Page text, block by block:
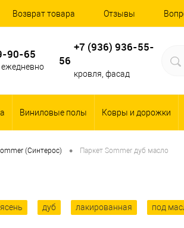
Возврат товара Отзывы
90-65
ежедневно
+7 (936) 936-55-
56
кровля, фасад
Виниловые полы Ковры и дорожки
(Синтерос) • Паркет Sommer дуб масло
ясень дуб лакированная под